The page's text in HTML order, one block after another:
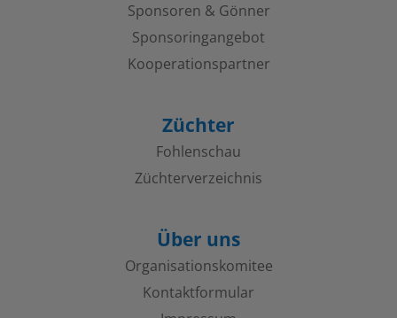
Sponsoren & Gönner
Sponsoringangebot
Kooperations­partner
Züchter
Fohlenschau
Züchterverzeichnis
Über uns
Organisations­komitee
Kontaktformular